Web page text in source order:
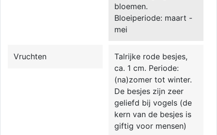
bloemen.
Bloeiperiode: maart -
mei
Vruchten
Talrijke rode besjes,
ca. 1 cm. Periode:
(na)zomer tot winter.
De besjes zijn zeer
geliefd bij vogels (de
kern van de besjes is
giftig voor mensen)